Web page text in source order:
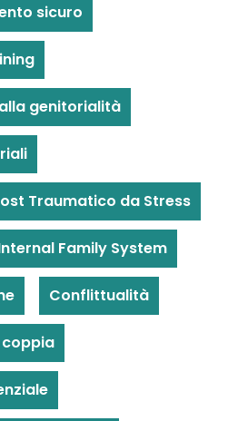
sicuro
genitorialità
Traumatico da Stress
Family System
Conflittualità